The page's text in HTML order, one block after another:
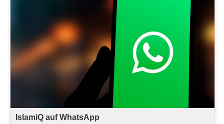
IslamiQ auf WhatsApp